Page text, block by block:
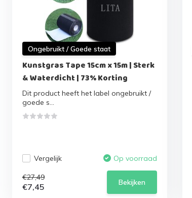
Ongebruikt / Goede staat
Kunstgras Tape 15cm x 15m | Sterk
& Waterdicht | 73% Korting
Dit product heeft het label ongebruikt /
goede s...
Vergelijk Op voorraad
€27,49
€7,45 Bekijken